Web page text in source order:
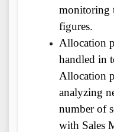
monitoring
figures.
Allocation
handled in
Allocation
analyzing
number of
with Sales